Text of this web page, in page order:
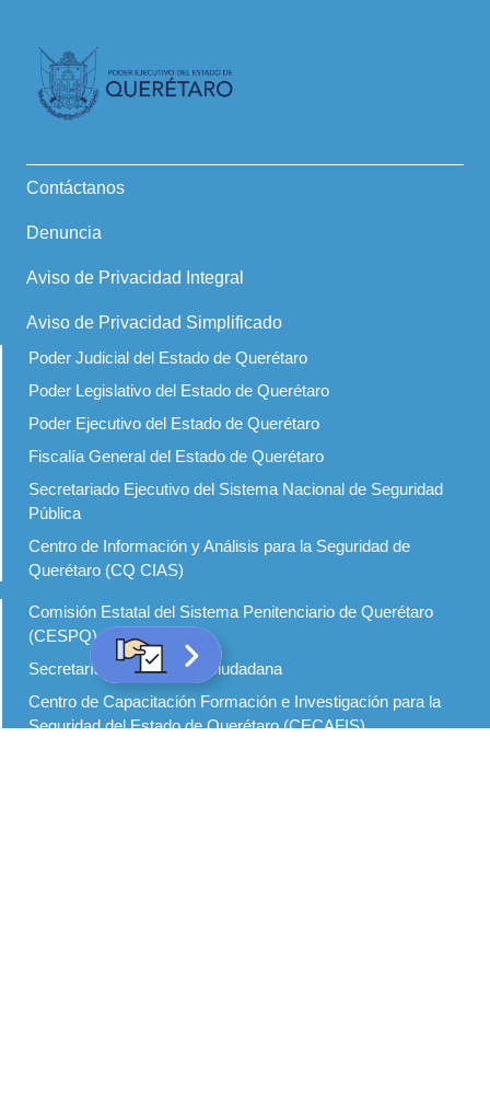
Contáctanos
Denuncia
Aviso de Privacidad Integral
Aviso de Privacidad Simplificado
Poder Judicial del Estado de Querétaro
Poder Legislativo del Estado de Querétaro
Poder Ejecutivo del Estado de Querétaro
Fiscalía General del Estado de Querétaro
Secretariado Ejecutivo del Sistema Nacional de Seguridad
Pública
Centro de Información y Análisis para la Seguridad de
Querétaro (CQ CIAS)
Comisión Estatal del Sistema Penitenciario de Querétaro
(CESPQ)
Secretaría de Seguridad Ciudadana
Centro de Capacitación Formación e Investigación para la
Seguridad del Estado de Querétaro (CECAFIS)